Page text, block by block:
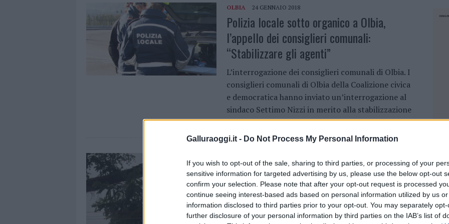
Galluraoggi.it - Do Not Process My Personal Information
If you wish to opt-out of the sale, sharing to third parties, or processing of your
sensitive information for targeted advertising by us, please use the below opt-out
confirm your selection. Please note that after your opt-out request is processed
continue seeing interest-based ads based on personal information utilized by us
information disclosed to third parties prior to your opt-out. You may separately
further disclosure of your personal information by third parties on the IAB’s list of
OLBIA 24 GENNAIO 2018
Polizia locale sotto organico a Olbia,
l’appello dei consiglieri comunali:
“Stabilizzare gli agenti”
L’interrogazione dei consiglieri comunali di Olbia. I
consiglieri comunali di Olbia della Coalizione civica
e democratica hanno inviato un’interrogazione al
sindaco Settimo Nizzi in merito alla stabilizzazione
del personale precario…
La paura ormai è passata, si placa la furia
del vento. A Olbia e in tutta la Gallura
comincia la conta dei danni